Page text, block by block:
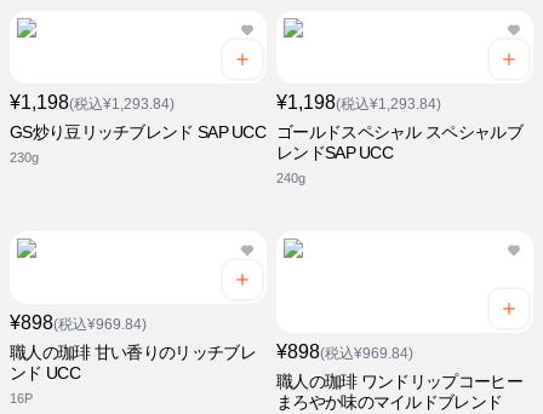
¥1,198(税込¥1,293.84)
GS炒り豆リッチブレンド SAP UCC
230g
¥1,198(税込¥1,293.84)
ゴールドスペシャル スペシャルブ
レンドSAP UCC
240g
¥898(税込¥969.84)
職人の珈琲 甘い香りのリッチブレ
ンド UCC
16P
¥898(税込¥969.84)
職人の珈琲 ワンドリップコーヒー
まろやか味のマイルドブレンド